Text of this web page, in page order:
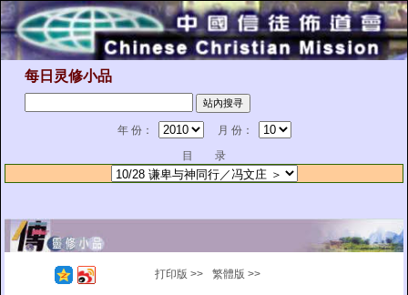
每日灵修小品
年 份：
月 份：
目 录
打印版 >> 繁體版 >>